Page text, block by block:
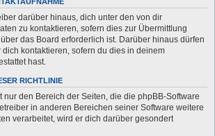
darüber hinaus, dich unter den von dir
zu kontaktieren, sofern dies zur Übermittlung
das Board erforderlich ist. Darüber hinaus dürfen
kontaktieren, sofern du dies in deinem
hast.
RICHTLINIE
nur den Bereich der Seiten, die die phpBB-Software
in anderen Bereichen seiner Software weitere
verarbeitet, wird er dich darüber gesondert